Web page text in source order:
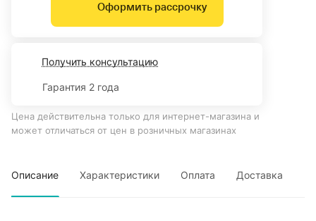
Оформить рассрочку
Получить консультацию
Гарантия 2 года
Цена действительна только для интернет-магазина и
может отличаться от цен в розничных магазинах
Описание Характеристики Оплата Доставка